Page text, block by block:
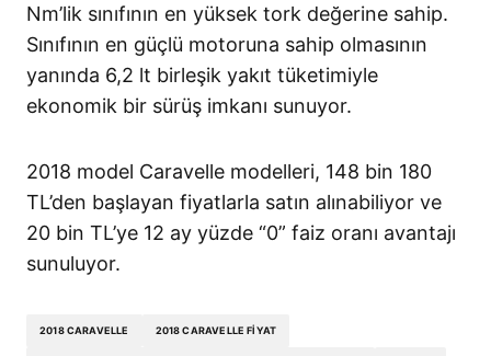
Nm’lik sınıfının en yüksek tork değerine sahip.
Sınıfının en güçlü motoruna sahip olmasının
yanında 6,2 lt birleşik yakıt tüketimiyle
ekonomik bir sürüş imkanı sunuyor.
2018 model Caravelle modelleri, 148 bin 180
TL’den başlayan fiyatlarla satın alınabiliyor ve
20 bin TL’ye 12 ay yüzde “0” faiz oranı avantajı
sunuluyor.
2018 CARAVELLE 2018 CARAVELLE FIYAT